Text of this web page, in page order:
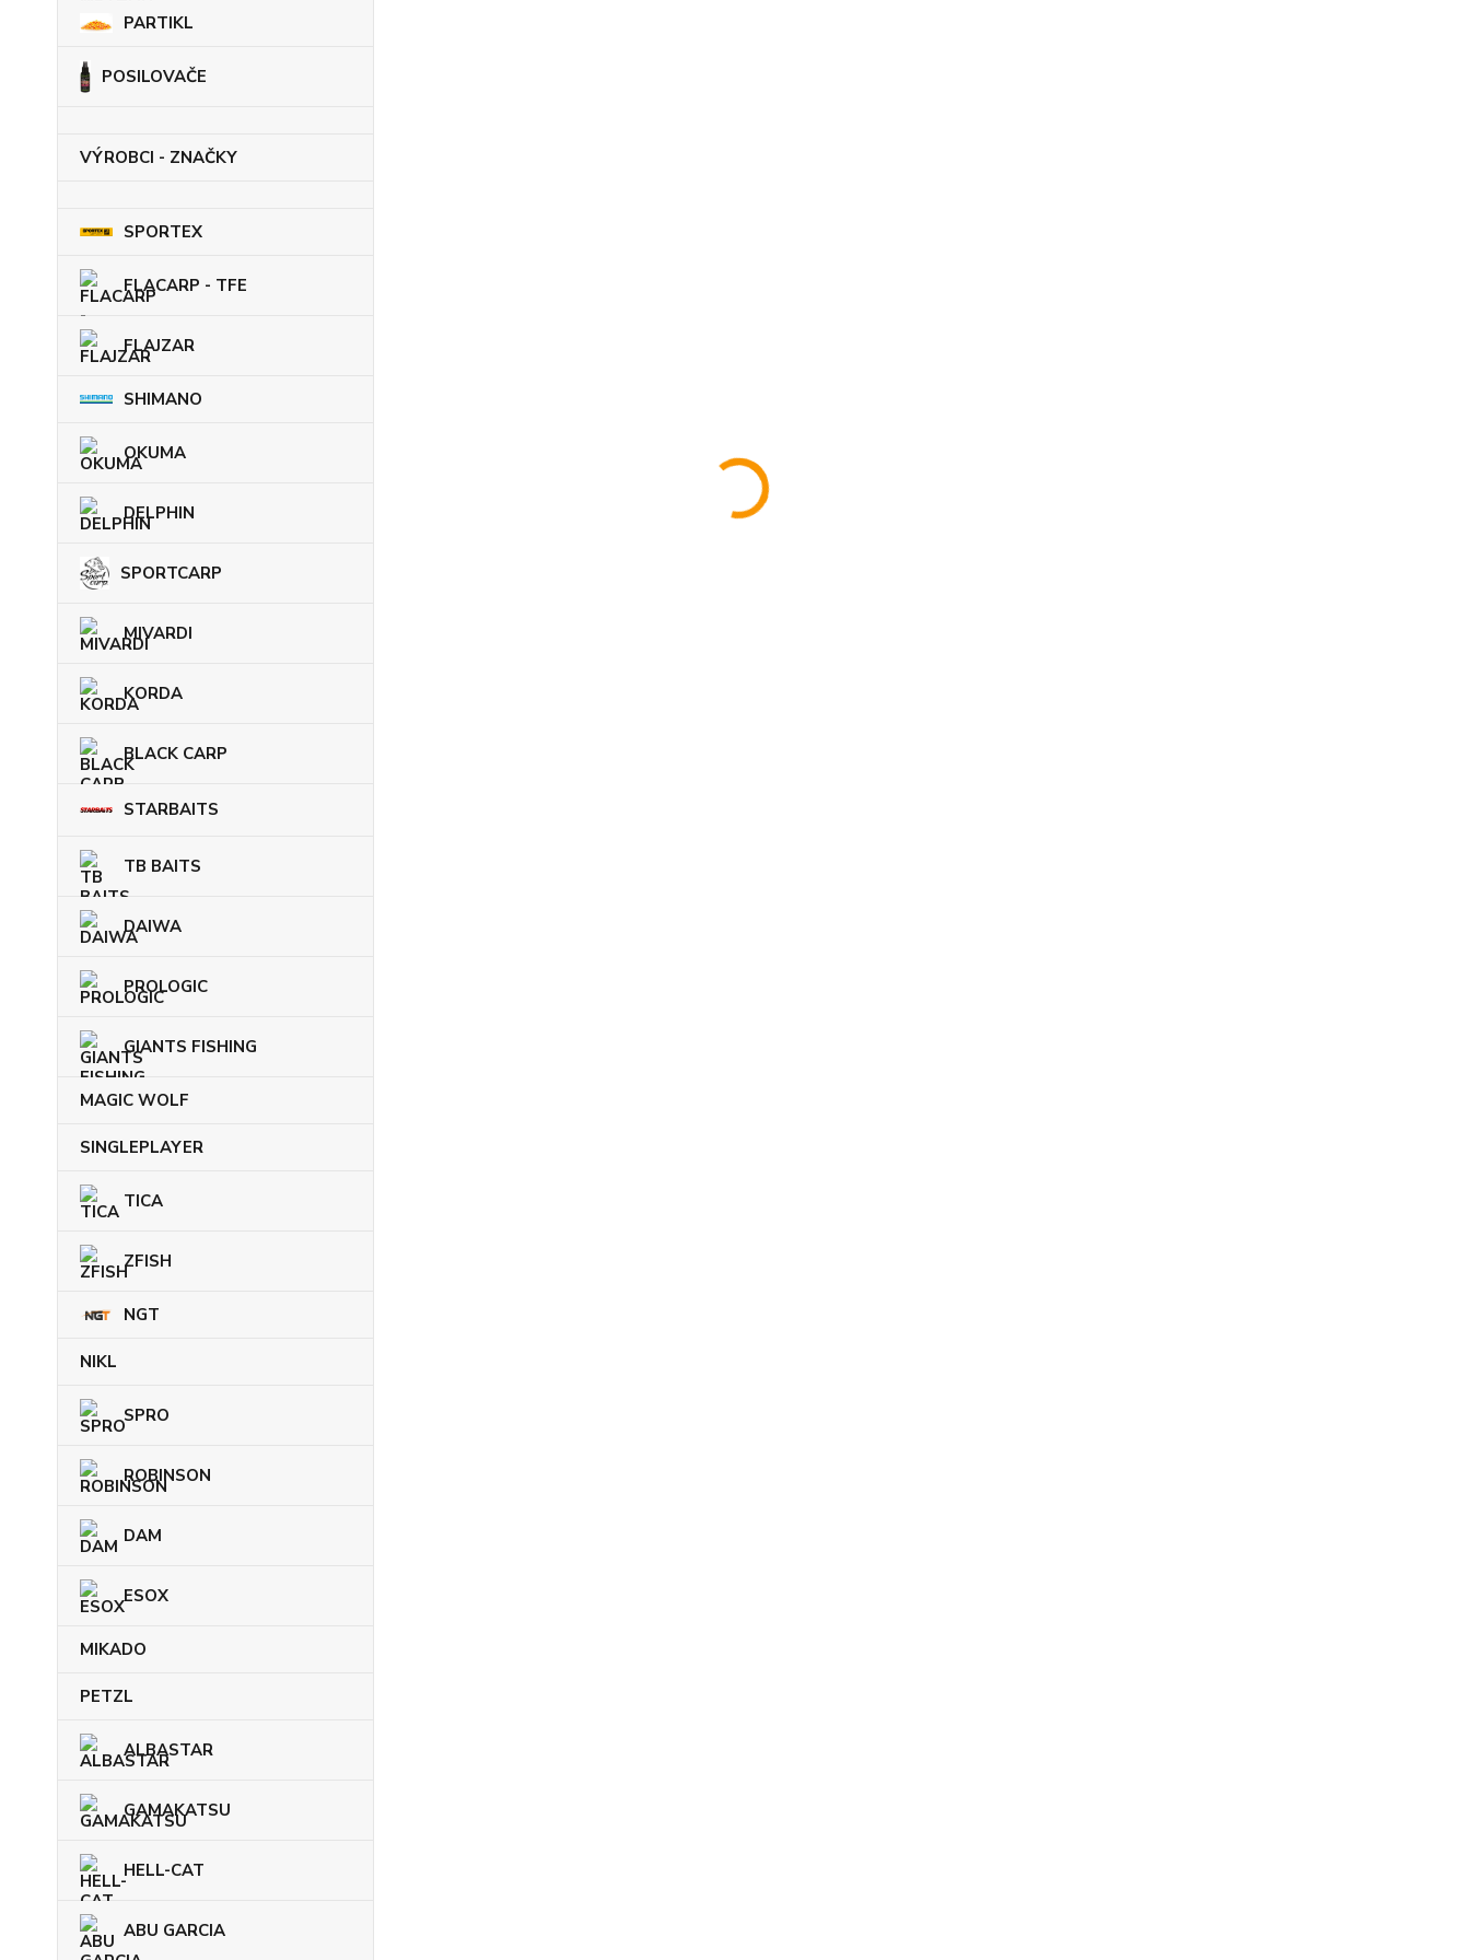
PARTIKL
POSILOVAČE
VÝROBCI - ZNAČKY
SPORTEX
FLACARP - TFE
FLAJZAR
SHIMANO
OKUMA
DELPHIN
SPORTCARP
MIVARDI
KORDA
BLACK CARP
STARBAITS
TB BAITS
DAIWA
PROLOGIC
GIANTS FISHING
MAGIC WOLF
SINGLEPLAYER
TICA
ZFISH
NGT
NIKL
SPRO
ROBINSON
DAM
ESOX
MIKADO
PETZL
ALBASTAR
GAMAKATSU
HELL-CAT
ABU GARCIA